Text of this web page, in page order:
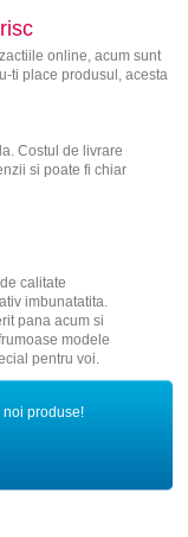
online, acum sunt
ti place produsul, acesta
Costul de livrare
si poate fi chiar
calitate
imbunatatita.
pana acum si
modele
pentru voi.
noi produse!